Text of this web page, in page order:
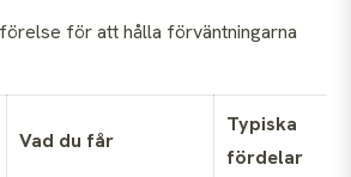
för att hålla förväntningarna
Vad du får
Typiska
fördelar